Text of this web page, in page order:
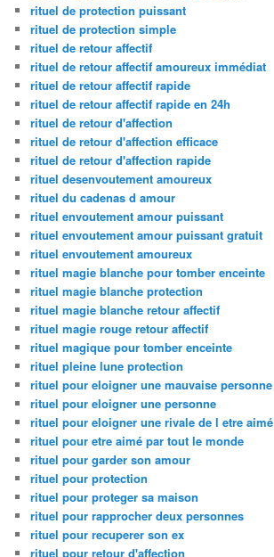
rituel de protection puissant
rituel de protection simple
rituel de retour affectif
rituel de retour affectif amoureux immédiat
rituel de retour affectif rapide
rituel de retour affectif rapide en 24h
rituel de retour d'affection
rituel de retour d'affection efficace
rituel de retour d'affection rapide
rituel desenvoutement amoureux
rituel du cadenas d amour
rituel envoutement amour puissant
rituel envoutement amour puissant gratuit
rituel envoutement amoureux
rituel magie blanche pour tomber enceinte
rituel magie blanche protection
rituel magie blanche retour affectif
rituel magie rouge retour affectif
rituel magique pour tomber enceinte
rituel pleine lune protection
rituel pour eloigner une mauvaise personne
rituel pour eloigner une personne
rituel pour eloigner une rivale de l etre aimé
rituel pour etre aimé par tout le monde
rituel pour garder son amour
rituel pour protection
rituel pour proteger sa maison
rituel pour rapprocher deux personnes
rituel pour recuperer son ex
rituel pour retour d'affection